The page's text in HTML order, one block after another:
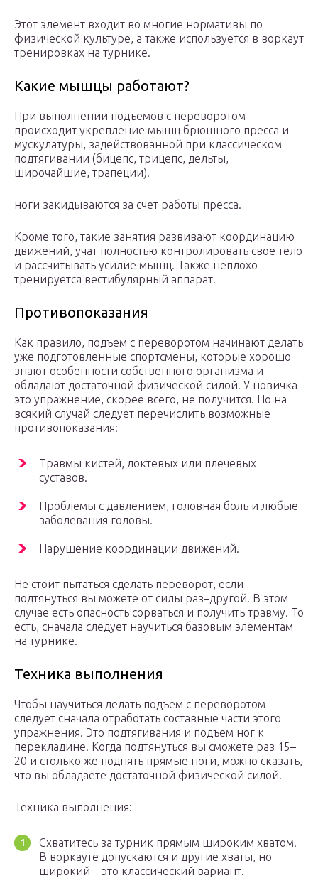
Этот элемент входит во многие нормативы по
физической культуре, а также используется в воркаут
тренировках на турнике.
Какие мышцы работают?
При выполнении подъемов с переворотом
происходит укрепление мышц брюшного пресса и
мускулатуры, задействованной при классическом
подтягивании (бицепс, трицепс, дельты,
широчайшие, трапеции).
ноги закидываются за счет работы пресса.
Кроме того, такие занятия развивают координацию
движений, учат полностью контролировать свое тело
и рассчитывать усилие мышц. Также неплохо
тренируется вестибулярный аппарат.
Противопоказания
Как правило, подъем с переворотом начинают делать
уже подготовленные спортсмены, которые хорошо
знают особенности собственного организма и
обладают достаточной физической силой. У новичка
это упражнение, скорее всего, не получится. Но на
всякий случай следует перечислить возможные
противопоказания:
Травмы кистей, локтевых или плечевых
суставов.
Проблемы с давлением, головная боль и любые
заболевания головы.
Нарушение координации движений.
Не стоит пытаться сделать переворот, если
подтянуться вы можете от силы раз–другой. В этом
случае есть опасность сорваться и получить травму. То
есть, сначала следует научиться базовым элементам
на турнике.
Техника выполнения
Чтобы научиться делать подъем с переворотом
следует сначала отработать составные части этого
упражнения. Это подтягивания и подъем ног к
перекладине. Когда подтянуться вы сможете раз 15–
20 и столько же поднять прямые ноги, можно сказать,
что вы обладаете достаточной физической силой.
Техника выполнения:
Схватитесь за турник прямым широким хватом.
В воркауте допускаются и другие хваты, но
широкий – это классический вариант.